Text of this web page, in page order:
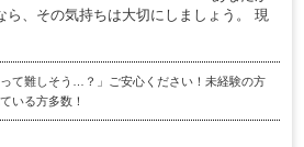
ら、その気持ちは大切にしましょう。 現
って難しそう…？」ご安心ください！未経験の方
いる方多数！